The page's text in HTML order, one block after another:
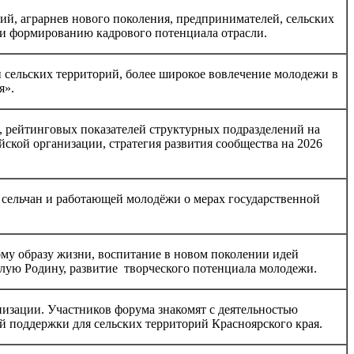
аграрнев нового поколения, предпринимателей, сельских
формированию кадрового потенциала отрасли.
территорий, более широкое вовлечение молодежи в
показателей структурных подразделений на
организации, стратегия развития сообщества на 2026
и работающей молодёжи о мерах государственной
образу жизни, воспитание в новом поколении идей
Родину, развитие творческого потенциала молодежи.
Участников форума знакомят с деятельностью
для сельских территорий Красноярского края.